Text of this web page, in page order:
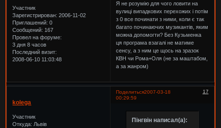
Участник
Зарегистрирован: 2006-11-02
Приглашений: 0
Сообщений: 167
Провел на форуме:
3 дня 8 часов
Последний визит:
2008-06-10 11:03:48
Я не розумію для чого ловити на
вулиці випадкових перехожих і потім
з 0 все починати з ними, коли є так
багато починаючих музикантів, яким
можна допомогти? Без Кузьменка
ця програма взагалі не матиме
сенсу, а з ним це щось на зразок
КВН чи Рома+Оля (не за маштабом,
а за жанром)
Поделиться 17
2007-03-18
00:29:59
kolega
Участник
Откуда: Львів
Пінгвін написал(а):